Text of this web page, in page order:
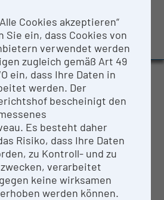
Pressemeldungen
Nachfrage kurzfristig für
wird aber in der QNP
ZUR
und Kühlung von Silizium-
Typischerweise zum
Cookies akzeptieren“
Sie ein, dass Cookies von
verwendet werden
zugleich gemäß Art 49
ein, dass Ihre Daten in
werden. Der
bescheinigt den
Es besteht daher
Risiko, dass Ihre Daten
zu Kontroll- und zu
verarbeitet
keine wirksamen
werden können.